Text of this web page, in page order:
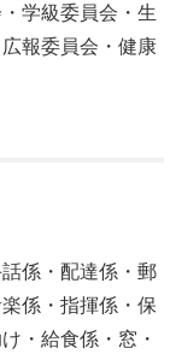
学級委員会・生
報委員会・健康
係・配達係・郵
係・指揮係・保
・給食係・窓・